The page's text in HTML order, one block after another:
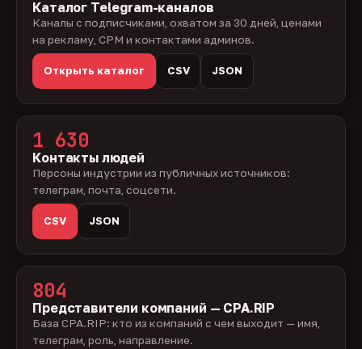
Каталог Telegram-каналов
Каналы с подписчиками, охватом за 30 дней, ценами
на рекламу, CPM и контактами админов.
Открыть каталог CSV JSON
1 630
Контакты людей
Персоны индустрии из публичных источников:
телеграм, почта, соцсети.
CSV JSON
804
Представители компаний — CPA.RIP
База CPA.RIP: кто из компаний с чем выходит — имя,
телеграм, роль, направление.